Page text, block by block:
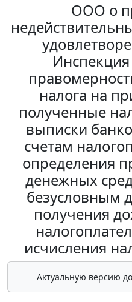
ООО о
налога на
полученные
выписки
счетам
определения
денежных
безусловным
получения
исчисления
Актуальную версию